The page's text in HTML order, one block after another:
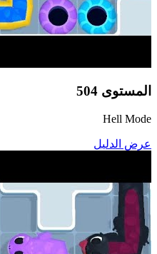
المستوى 504
Hell Mode
عرض الدليل